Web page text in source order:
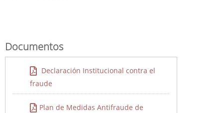
Documentos
Declaración Institucional contra el
fraude
Plan de Medidas Antifraude de